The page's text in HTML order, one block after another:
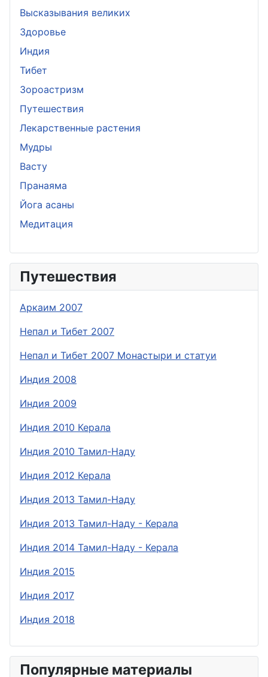
Высказывания великих
Здоровье
Индия
Тибет
Зороастризм
Путешествия
Лекарственные растения
Мудры
Васту
Пранаяма
Йога асаны
Медитация
Путешествия
Аркаим 2007
Непал и Тибет 2007
Непал и Тибет 2007 Монастыри и статуи
Индия 2008
Индия 2009
Индия 2010 Керала
Индия 2010 Тамил-Наду
Индия 2012 Керала
Индия 2013 Тамил-Наду
Индия 2013 Тамил-Наду - Керала
Индия 2014 Тамил-Наду - Керала
Индия 2015
Индия 2017
Индия 2018
Популярные материалы